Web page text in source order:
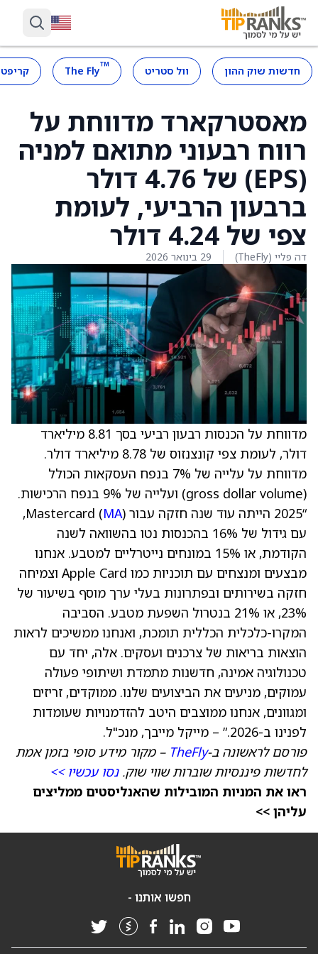
חדשות שוק ההון וול סטריט ™
The Fly
מאסטרקארד מדווחת על
רווח רבעוני מתואם למניה
(EPS) של 4.76 דולר
ברבעון הרביעי, לעומת
צפי של 4.24 דולר
דה פליי (TheFly) 29 בינואר 2026
מדווחת על הכנסות רבעון רביעי בסך 8.81 מיליארד
דולר, לעומת צפי קונצנזוס של 8.78 מיליארד דולר.
מדווחת על עלייה של 7% בנפח העסקאות הכולל
(gross dollar volume) ועלייה של 9% בנפח הרכישות.
“2025 הייתה עוד שנה חזקה עבור Mastercard (
MA
),
עם גידול של 16% בהכנסות נטו בהשוואה לשנה
הקודמת, או 15% במונחים נייטרליים למטבע. אנחנו
מבצעים ומנצחים עם תוכניות כמו Apple Card וצמיחה
חזקה בשירותים ובפתרונות בעלי ערך מוסף בשיעור של
23%, או 21% בנטרול השפעת מטבע. הסביבה
המקרו-כלכלית הכללית תומכת, ואנחנו ממשיכים לראות
הוצאות בריאות של צרכנים ועסקים. אלה, יחד עם
טכנולוגיה אמינה, חדשנות מתמדת ושיתופי פעולה
עמוקים, מניעים את הביצועים שלנו. ממוקדים, זריזים
ומגוונים, אנחנו ממוצבים היטב להזדמנויות שעומדות
לפנינו ב-2026.” – מייקל מייבך, מנכ"ל.
פורסם לראשונה ב-TheFly – מקור מידע סופי בזמן אמת
לחדשות פיננסיות שוברות שווי שוק.נסו עכשיו >>
ראו את המניות המובילות שהאנליסטים ממליצים
עליהן >>
חפשו אותנו -